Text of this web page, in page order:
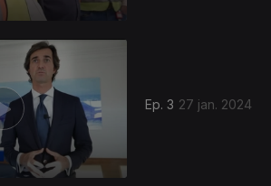
Ep. 3 27 jan. 2024